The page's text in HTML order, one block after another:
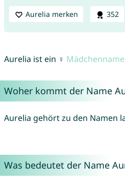
Aurelia merken 352
Aurelia ist ein ♀ Mädchenname
Woher kommt der Name
Aurelia gehört zu den Namen
Was bedeutet der Name